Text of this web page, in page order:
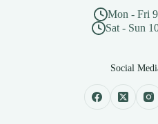
Mon - Fri
Sat - Sun
Social